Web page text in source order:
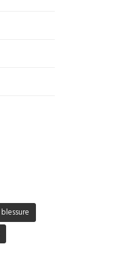
blessure